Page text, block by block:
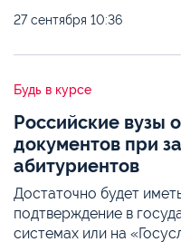
27 сентября 10:36
Будь в курсе
Российские вузы
документов при
абитуриентов
Достаточно будет
подтверждение в
системах или на